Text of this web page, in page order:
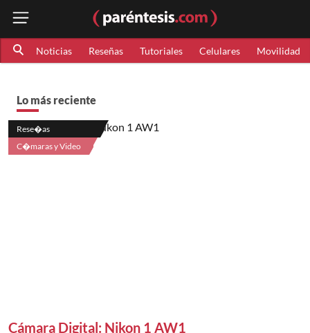
Noticias Reseñas Tutoriales Celulares Movilidad
Lo más reciente
Rese�as
C�maras y Video
Cámara Digital: Nikon 1 AW1